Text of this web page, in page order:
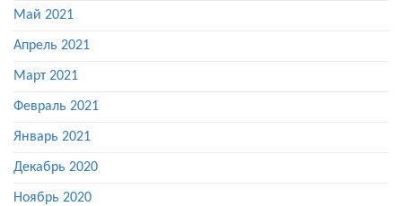
Май 2021
Апрель 2021
Март 2021
Февраль 2021
Январь 2021
Декабрь 2020
Ноябрь 2020